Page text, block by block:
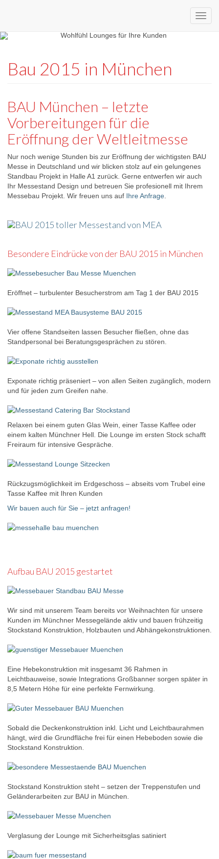
expo24seven
eventware
Bau 2015 in München
BAU München – letzte
Vorbereitungen für die
Eröffnung der Weltleitmesse
Nur noch wenige Stunden bis zur Eröffnung der wichtigsten BAU
Messe in Deutschland und wir blicken stolz auf ein gelungenes
Standbau Projekt in Halle A1 zurück. Gerne entwerfen wir auch
Ihr Messestand Design und betreuen Sie profesionell mit Ihrem
Messebau Projekt. Wir freuen uns auf Ihre Anfrage
Besondere Eindrücke von der BAU 2015 in München
Eröffnet – turbulenter Besucherstrom am Tag 1 der BAU 2015
Vier offene Standseiten lassen Besucher fließen, ohne das
Standpersonal bei Beratungsgesprächen zu stören.
Exponate richtig präseniert – von allen Seiten zugänglich, modern
und für jeden zum Greifen nahe.
Relaxen bei einem guten Glas Wein, einer Tasse Kaffee oder
einem kalten Münchner Hell. Die Lounge im ersten Stock schafft
Freiraum für intensive Gespräche.
Rückzugsmöglichkeit im Erdgeschoss – abseits vom Trubel eine
Tasse Kaffee mit Ihren Kunden
Wir bauen auch für Sie – jetzt anfragen!
Aufbau BAU 2015 gestartet
Wir sind mit unserem Team bereits vor Weihnachten für unsere
Kunden im Münchner Messegelände aktiv und bauen frühzeitig
Stockstand Konstruktion, Holzbauten und Abhängekonstruktionen.
Eine Hebekonstruktion mit insgesamt 36 Rahmen in
Leichtbauweise, sowie Integrations Großbanner sorgen später in
8,5 Metern Höhe für eine perfekte Fernwirkung.
Sobald die Deckenkonstruktion inkl. Licht und Leichtbaurahmen
hängt, wird die Grundfläche frei für einen Hebeboden sowie die
Stockstand Konstruktion.
Stockstand Konstruktion steht – setzen der Treppenstufen und
Geländerarbeiten zur BAU in München.
Verglasung der Lounge mit Sicherheitsglas satiniert